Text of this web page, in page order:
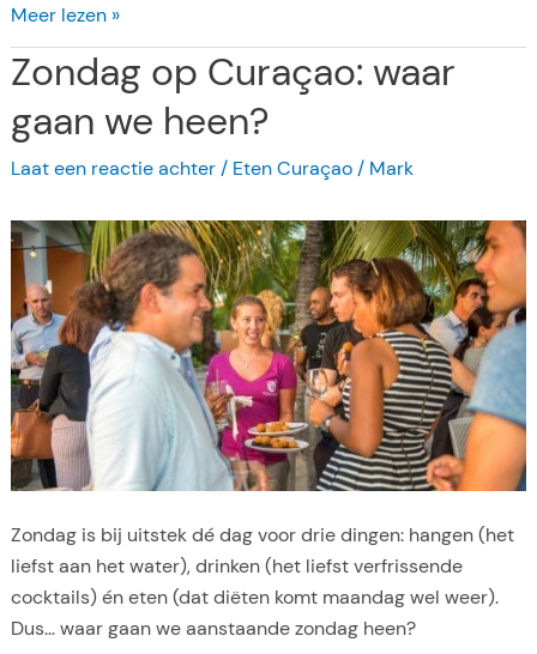
e
t
e
r
a
i
o
e
f
t
P
a
s
n
o
C
a
ç
a
o
;
v
n
s
t
r
Meer lezen »
Zondag op Curaçao: waar
gaan we heen?
Laat een reactie achter / Eten Curaçao/ Mark
Zondag is bij uitstek dé dag voor drie dingen: hangen (het
liefst aan het water), drinken (het liefst verfrissende
cocktails) én eten (dat diëten komt maandag wel weer).
Dus… waar gaan we aanstaande zondag heen?